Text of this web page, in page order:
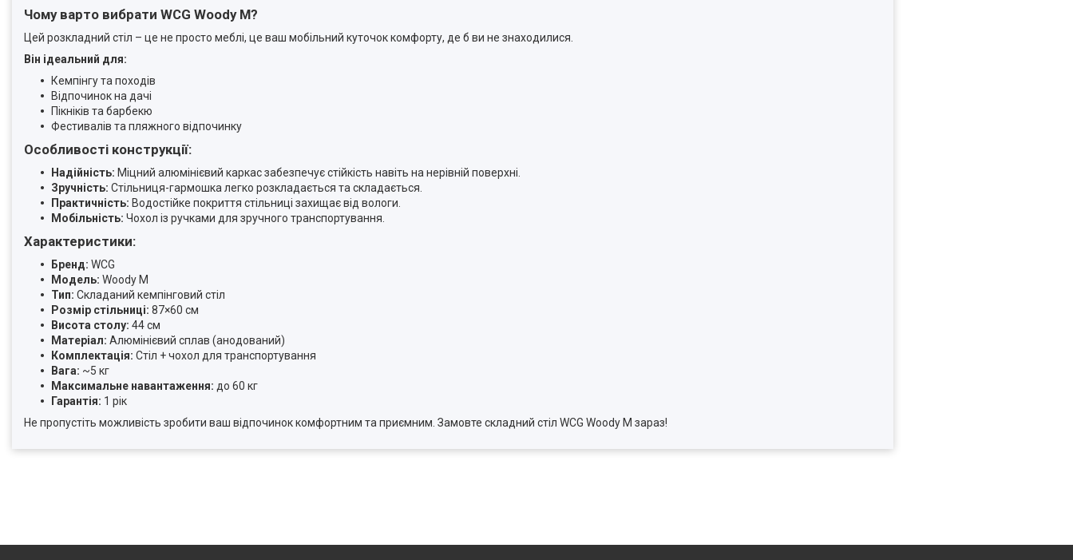
Чому варто вибрати WCG Woody M?
Цей розкладний стіл – це не просто меблі, це ваш мобільний куточок комфорту, де б ви не знаходилися.
Він ідеальний для:
Кемпінгу та походів
Відпочинок на дачі
Пікніків та барбекю
Фестивалів та пляжного відпочинку
Особливості конструкції:
Надійність: Міцний алюмінієвий каркас забезпечує стійкість навіть на нерівній поверхні.
Зручність: Стільниця-гармошка легко розкладається та складається.
Практичність: Водостійке покриття стільниці захищає від вологи.
Мобільність: Чохол із ручками для зручного транспортування.
Характеристики:
Бренд: WCG
Модель: Woody M
Тип: Складаний кемпінговий стіл
Розмір стільниці: 87×60 см
Висота столу: 44 см
Матеріал: Алюмінієвий сплав (анодований)
Комплектація: Стіл + чохол для транспортування
Вага: ~5 кг
Максимальне навантаження: до 60 кг
Гарантія: 1 рік
Не пропустіть можливість зробити ваш відпочинок комфортним та приємним. Замовте складний стіл WCG Woody M зараз!